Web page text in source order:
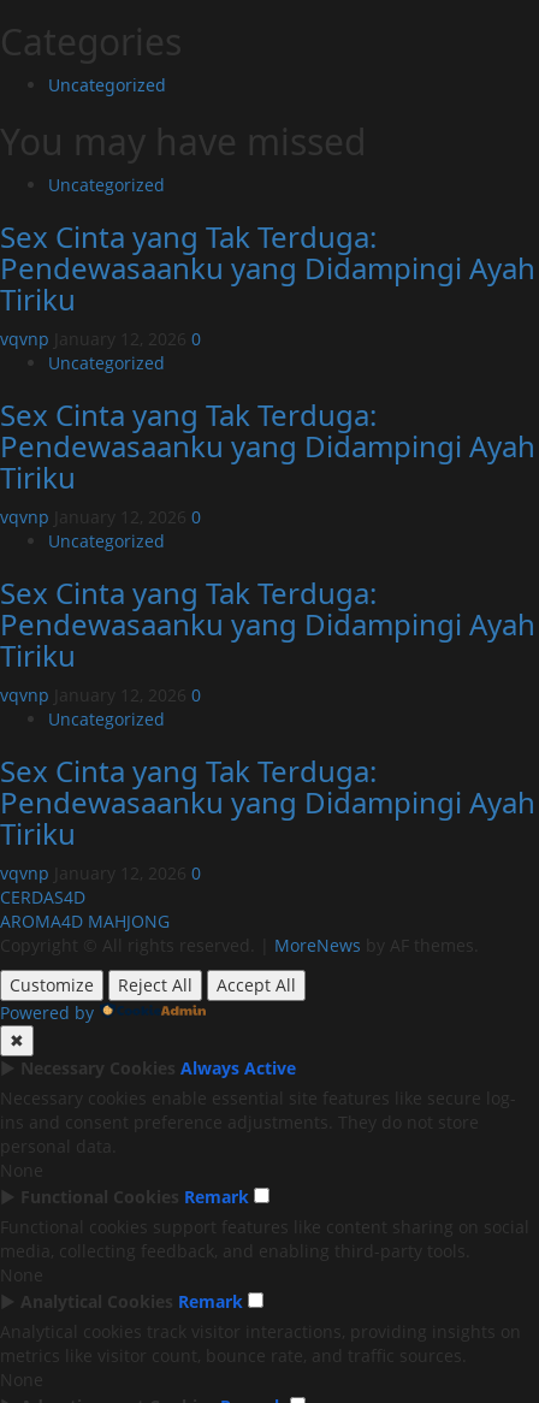
Categories
Uncategorized
You may have missed
Uncategorized
Sex Cinta yang Tak Terduga:
Pendewasaanku yang Didampingi Ayah
Tiriku
vqvnp January 12, 2026 0
Uncategorized
Sex Cinta yang Tak Terduga:
Pendewasaanku yang Didampingi Ayah
Tiriku
vqvnp January 12, 2026 0
Uncategorized
Sex Cinta yang Tak Terduga:
Pendewasaanku yang Didampingi Ayah
Tiriku
vqvnp January 12, 2026 0
Uncategorized
Sex Cinta yang Tak Terduga:
Pendewasaanku yang Didampingi Ayah
Tiriku
vqvnp January 12, 2026 0
CERDAS4D
AROMA4D MAHJONG
Copyright © All rights reserved.
MoreNews by AF themes.
Customize
Reject All
Accept All
Powered by
✖
► Necessary Cookies Always Active
Necessary cookies enable essential site features like secure log-
ins and consent preference adjustments. They do not store
personal data.
None
► Functional Cookies Remark
Functional cookies support features like content sharing on social
media, collecting feedback, and enabling third-party tools.
None
► Analytical Cookies Remark
Analytical cookies track visitor interactions, providing insights on
metrics like visitor count, bounce rate, and traffic sources.
None